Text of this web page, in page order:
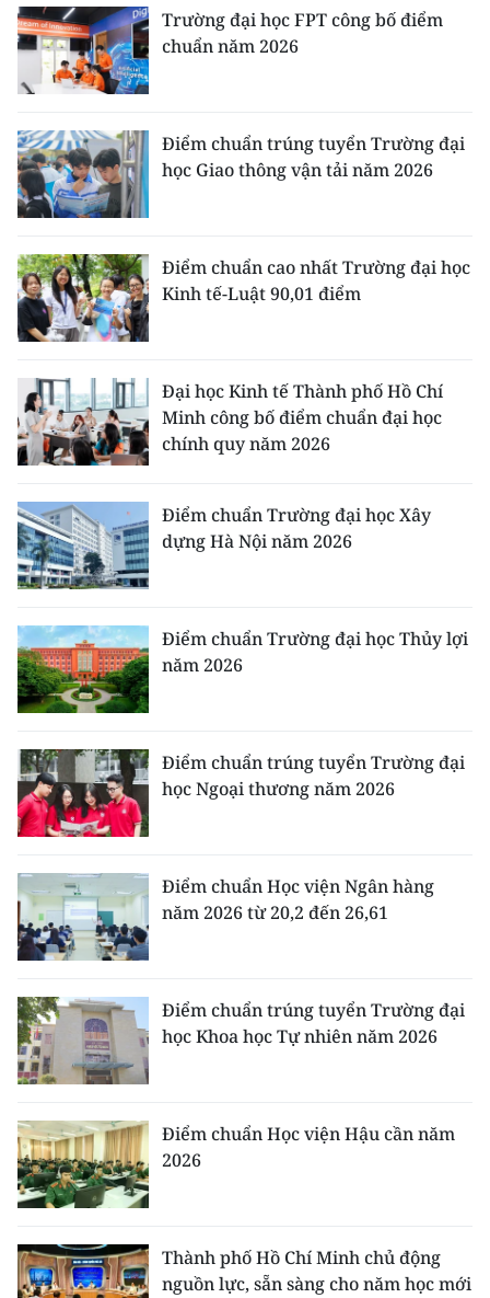
Trường đại học FPT công bố điểm
chuẩn năm 2026
Điểm chuẩn trúng tuyển Trường đại
học Giao thông vận tải năm 2026
Điểm chuẩn cao nhất Trường đại học
Kinh tế-Luật 90,01 điểm
Đại học Kinh tế Thành phố Hồ Chí
Minh công bố điểm chuẩn đại học
chính quy năm 2026
Điểm chuẩn Trường đại học Xây
dựng Hà Nội năm 2026
Điểm chuẩn Trường đại học Thủy lợi
năm 2026
Điểm chuẩn trúng tuyển Trường đại
học Ngoại thương năm 2026
Điểm chuẩn Học viện Ngân hàng
năm 2026 từ 20,2 đến 26,61
Điểm chuẩn trúng tuyển Trường đại
học Khoa học Tự nhiên năm 2026
Điểm chuẩn Học viện Hậu cần năm
2026
Thành phố Hồ Chí Minh chủ động
nguồn lực, sẵn sàng cho năm học mới